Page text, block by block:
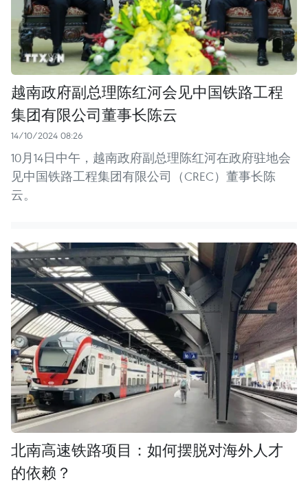
越南政府副总理陈红河会见中国铁路工程
集团有限公司董事长陈云
14/10/2024 08:26
10月14日中午，越南政府副总理陈红河在政府驻地会
见中国铁路工程集团有限公司（CREC）董事长陈
云。
北南高速铁路项目：如何摆脱对海外人才
的依赖？